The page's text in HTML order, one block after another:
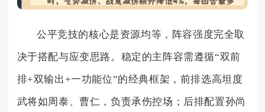
公平竞技的核心是资源均等，阵容强度完全取
决于搭配与应变思路。稳定的主阵容需遵循“双前
排+双输出+一功能位”的经典框架，前排选高坦度
武将如周泰、曹仁，负责承伤控场；后排配置孙尚